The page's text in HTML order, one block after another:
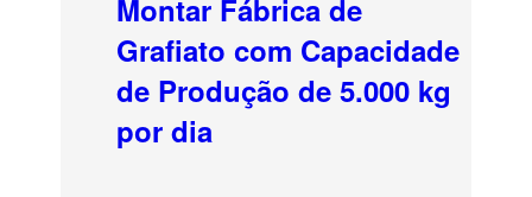
Montar Fábrica de
Grafiato com Capacidade
de Produção de 5.000 kg
por dia